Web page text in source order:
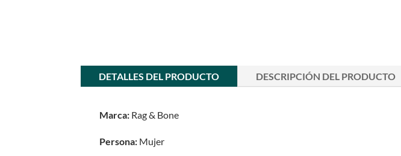
DETALLES DEL PRODUCTO DESCRIPCIÓN DEL PRODUCTO
Marca: Rag & Bone
Persona: Mujer